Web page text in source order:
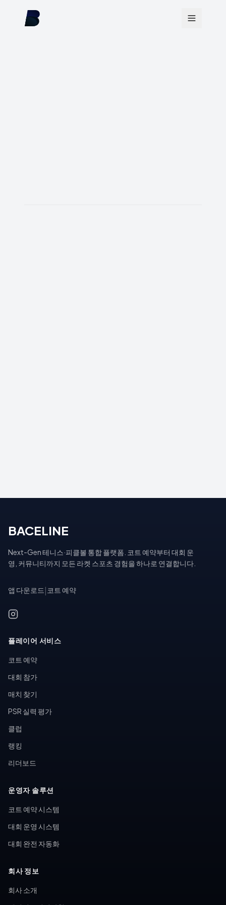
BACELINE
Next-Gen 테니스·피클볼 통합 플랫폼. 코트 예약부터 대회 운
영, 커뮤니티까지 모든 라켓 스포츠 경험을 하나로 연결합니다.
앱 다운로드 코트 예약
플레이어 서비스
코트 예약
대회 참가
매치 찾기
PSR 실력 평가
클럽
랭킹
리더보드
운영자 솔루션
코트 예약 시스템
대회 운영 시스템
대회 완전 자동화
회사 정보
회사 소개